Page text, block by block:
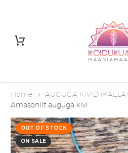
Home
AUGUGA KIVID (KAELA)
Amasoniit auguga kivi
OUT OF STOCK
ON SALE